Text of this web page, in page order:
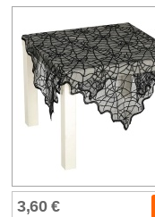
3,60 €